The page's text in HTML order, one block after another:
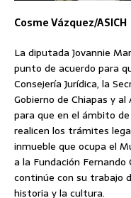
Cosme Vázquez/ASICH
La diputada Jovannie
punto de acuerdo para
Consejería Jurídica, la
Gobierno de Chiapas y
para que en el ámbito
realicen los trámites
inmueble que ocupa el
a la Fundación
continúe con su trabajo
historia y la cultura.